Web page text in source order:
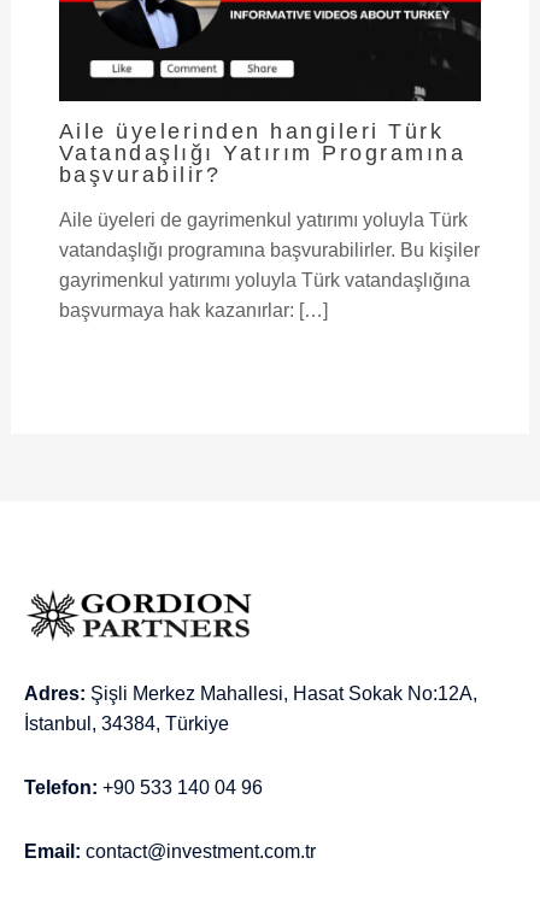
Aile üyelerinden hangileri Türk
Vatandaşlığı Yatırım Programına
başvurabilir?
Aile üyeleri de gayrimenkul yatırımı yoluyla Türk
vatandaşlığı programına başvurabilirler. Bu kişiler
gayrimenkul yatırımı yoluyla Türk vatandaşlığına
başvurmaya hak kazanırlar: […]
Adres: Şişli Merkez Mahallesi, Hasat Sokak No:12A,
İstanbul, 34384, Türkiye
Telefon: +90 533 140 04 96
Email: contact@investment.com.tr